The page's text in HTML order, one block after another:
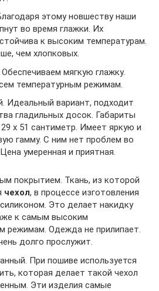
этому новшеству наши
во время глажки. Их
к высоким температурам.
чем хлопковых.
мягкую глажку.
температурным режимам.
Идеальный вариант, подходит
гладильных досок. Габариты
х 51 сантиметр. Имеет яркую и
гамму. С ним нет проблем во
умеренная и приятная.
покрытием. Ткань, из которой
чехол, в процессе изготовления
Это делает накидку
к самым высоким
режимам. Одежда не прилипает.
долго прослужит.
При пошиве используется
которая делает такой чехол
Эти изделия самые